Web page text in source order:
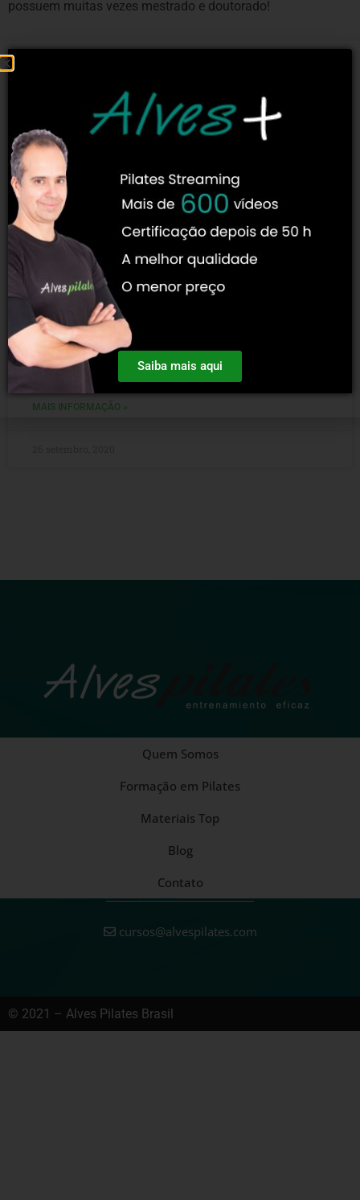
possuem muitas vezes mestrado e doutorado!
As máquinas mais conhecidas de
Pilates
Vários modelos de máquinas mais conhecidas de Pilates
são usadas no cotidiano. E, se você é aluno, muitas vezes, o
treino é feito sem que
MAIS INFORMAÇÃO »
Quem Somos
Formação em Pilates
Materiais Top
Blog
Contato
cursos@alvespilates.com
© 2021 – Alves Pilates Brasil
Saiba mais aqui